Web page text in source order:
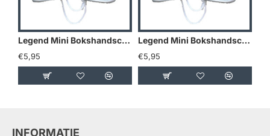
Legend Mini Bokshandschoenen - Goud/Geel
€5,95
Legend Mini Bokshandschoenen - Holland
€5,95
INFORMATIE